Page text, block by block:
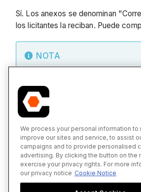
Sí. Los anexos se denominan
los licitantes la reciban. Puede
NOTA
El área Correspondencia de la
Consulte
Enviar nueva correspondencia
We process your personal information to
improve our sites and service, to assist
campaigns and to provide personalised
advertising. By clicking the button on the
exercise your privacy rights. For more
our privacy notice Cookie Notice